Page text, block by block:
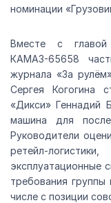
номинации
Вместе с главой
КАМАЗ-65658
журнала «За
Сергея Когогина
«Дикси» Геннадий
машина для
Руководители
ретейл-
эксплуатационные
требования
числе с позиции